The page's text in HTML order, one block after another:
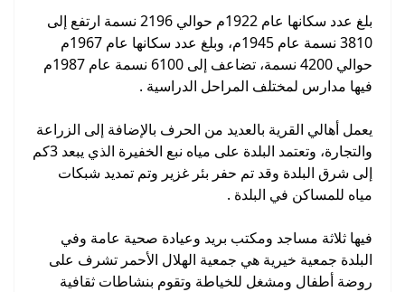
بلغ عدد سكانها عام 1922م حوالي 2196 نسمة ارتفع إلى
3810 نسمة عام 1945م، وبلغ عدد سكانها عام 1967م
حوالي 4200 نسمة، تضاعف إلى 6100 نسمة عام 1987م
فيها مدارس لمختلف المراحل الدراسية .
يعمل أهالي القرية بالعديد من الحرف بالإضافة إلى الزراعة
والتجارة، وتعتمد البلدة على مياه نبع الخفيرة الذي يبعد 3كم
إلى شرق البلدة وقد تم حفر بئر غزير وتم تمديد شبكات
مياه للمساكن في البلدة .
فيها ثلاثة مساجد ومكتب بريد وعيادة صحية عامة وفي
البلدة جمعية خيرية هي جمعية الهلال الأحمر تشرف على
روضة أطفال ومشغل للخياطة وتقوم بنشاطات ثقافية